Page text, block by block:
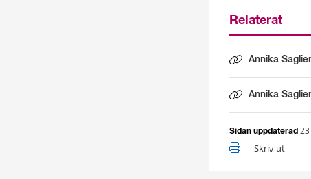
Relaterat
Annika
Länk till
Annika
Länk till
Sidan uppdaterad
Skriv ut